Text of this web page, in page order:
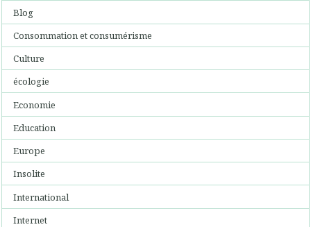
Blog
Consommation et consumérisme
Culture
écologie
Economie
Education
Europe
Insolite
International
Internet